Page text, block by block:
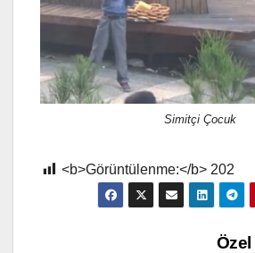
Simitçi Çocuk
<b>Görüntülenme:</b> 202
Özel